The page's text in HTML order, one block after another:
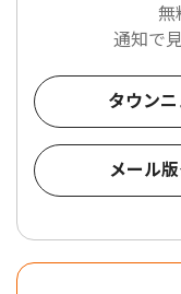
無
通知で
タウン
メール